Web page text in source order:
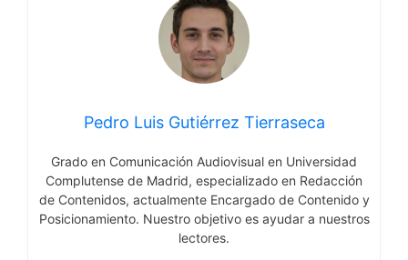
Pedro Luis Gutiérrez Tierraseca
Grado en Comunicación Audiovisual en Universidad
Complutense de Madrid, especializado en Redacción
de Contenidos, actualmente Encargado de Contenido y
Posicionamiento. Nuestro objetivo es ayudar a nuestros
lectores.